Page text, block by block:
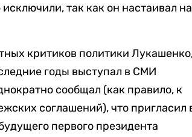
так как он настаивал на
критиков политики
годы выступал в СМИ
сообщал (как правило, к
соглашений), что пригласил
первого президента